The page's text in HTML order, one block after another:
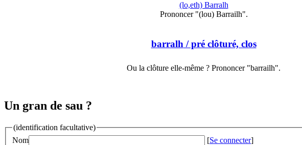
(lo,eth) Barralh
Prononcer "(lou) Barrailh".
barralh / pré clôturé, clos
Ou la clôture elle-même ? Prononcer "barrailh".
Un gran de sau ?
(identification facultative)
Nom
[Se connecter]